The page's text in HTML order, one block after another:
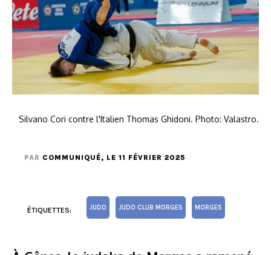
Silvano Cori contre l'Italien Thomas Ghidoni. Photo: Valastro.
PAR COMMUNIQUÉ, LE 11 FÉVRIER 2025
ÉTIQUETTES: JUDO JUDO CLUB MORGES MORGES